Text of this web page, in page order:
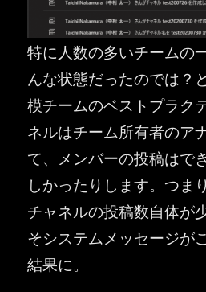
特に人数の多いチームの
んな状態だったのでは？
模チームのベストプラク
ネルはチーム所有者のア
て、メンバーの投稿はで
しかったりします。つま
チャネルの投稿数自体が
そシステムメッセージが
結果に。